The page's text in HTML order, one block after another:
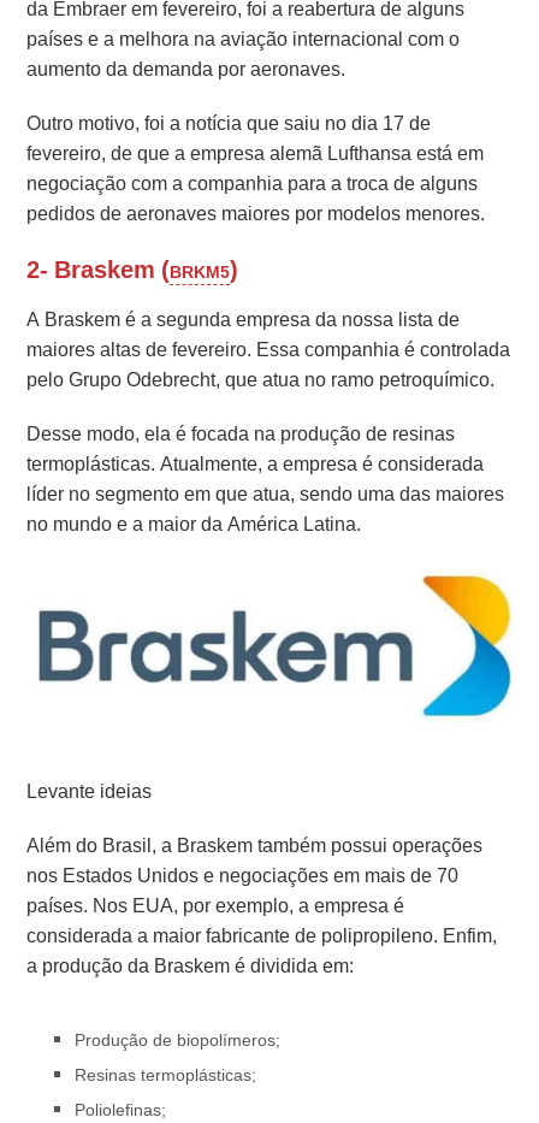
da Embraer em fevereiro, foi a reabertura de alguns
países e a melhora na aviação internacional com o
aumento da demanda por aeronaves.
Outro motivo, foi a notícia que saiu no dia 17 de
fevereiro, de que a empresa alemã Lufthansa está em
negociação com a companhia para a troca de alguns
pedidos de aeronaves maiores por modelos menores.
2- Braskem (BRKM5)
A Braskem é a segunda empresa da nossa lista de
maiores altas de fevereiro. Essa companhia é controlada
pelo Grupo Odebrecht, que atua no ramo petroquímico.
Desse modo, ela é focada na produção de resinas
termoplásticas. Atualmente, a empresa é considerada
líder no segmento em que atua, sendo uma das maiores
no mundo e a maior da América Latina.
Levante ideias
Além do Brasil, a Braskem também possui operações
nos Estados Unidos e negociações em mais de 70
países. Nos EUA, por exemplo, a empresa é
considerada a maior fabricante de polipropileno. Enfim,
a produção da Braskem é dividida em:
Produção de biopolímeros;
Resinas termoplásticas;
Poliolefinas;